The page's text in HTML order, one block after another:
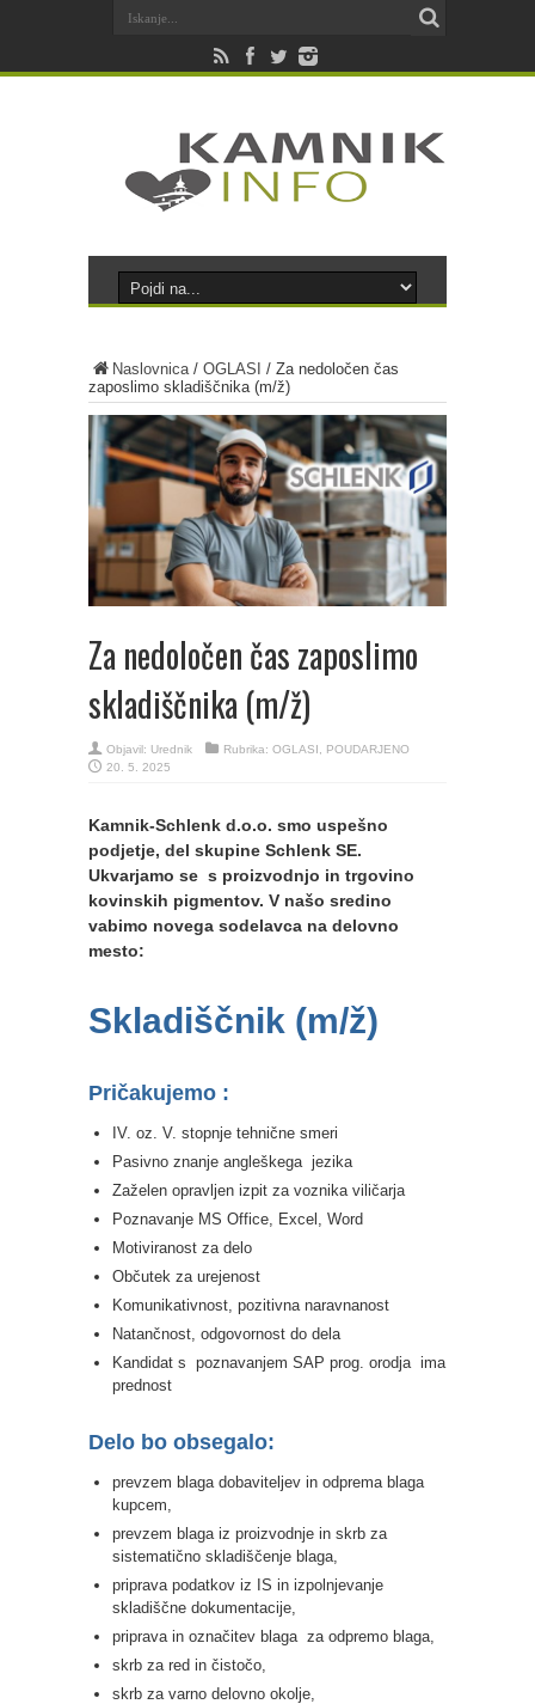
Naslovnica/ OGLASI / Za nedoločen čas
zaposlimo skladiščnika (m/ž)
Za nedoločen čas zaposlimo
skladiščnika (m/ž)
Objavil: Urednik Rubrika: OGLASI
POUDARJENO
20. 5. 2025
Kamnik-Schlenk d.o.o. smo uspešno
podjetje, del skupine Schlenk SE.
Ukvarjamo se s proizvodnjo in trgovino
kovinskih pigmentov. V našo sredino
vabimo novega sodelavca na delovno
mesto:
Skladiščnik (m/ž)
Pričakujemo :
IV. oz. V. stopnje tehnične smeri
Pasivno znanje angleškega jezika
Zaželen opravljen izpit za voznika viličarja
Poznavanje MS Office, Excel, Word
Motiviranost za delo
Občutek za urejenost
Komunikativnost, pozitivna naravnanost
Natančnost, odgovornost do dela
Kandidat s poznavanjem SAP prog. orodja ima
prednost
Delo bo obsegalo:
prevzem blaga dobaviteljev in odprema blaga
kupcem,
prevzem blaga iz proizvodnje in skrb za
sistematično skladiščenje blaga,
priprava podatkov iz IS in izpolnjevanje
skladiščne dokumentacije,
priprava in označitev blaga za odpremo blaga,
skrb za red in čistočo,
skrb za varno delovno okolje,